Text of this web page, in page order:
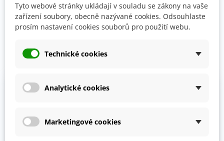
OVĚŘENO NAŠIMI ZÁKAZNÍKY
Prohlédněte si vybraná hodnocení našich zákazníků.
Výhody:
Vždy mi přišla objednávka velmi rychle a v pořádku,
Jitka V. 02.06.2026
Tyto webové stránky ukládají v souladu se zákony na vaše
zařízení soubory, obecně nazývané cookies. Odsouhlaste
prosím nastavení cookies souborů pro použití webu.
Technické cookies
Analytické cookies
Marketingové cookies